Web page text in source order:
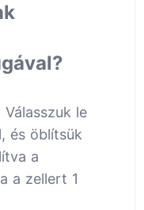
le
és öblítsük
a
a zellert 1